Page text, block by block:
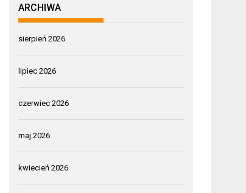
ARCHIWA
sierpień 2026
lipiec 2026
czerwiec 2026
maj 2026
kwiecień 2026